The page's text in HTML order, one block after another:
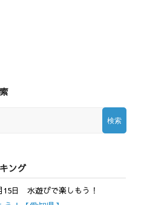
ング
日 水遊びで楽しもう！